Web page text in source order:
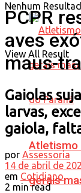
Atletismo
gerais
Nenhum
View All Result
PCPR
aves
maus-
Gaiolas
larvas,
gaiola,
por Assessoria
14 de abril de
em Cotidiano
2 min read